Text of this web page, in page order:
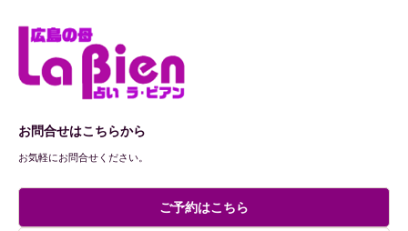
お問合せはこちらから
お気軽にお問合せください。
ご予約はこちら